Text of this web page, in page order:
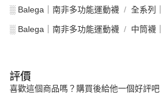
░ Balega｜南非多功能運動襪 全系列
░ Balega｜南非多功能運動襪 中筒襪
評價
喜歡這個商品嗎？購買後給他一個好評吧